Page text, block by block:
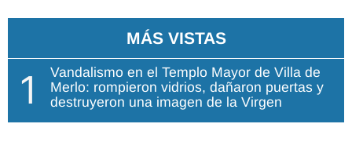
MÁS VISTAS
1
Vandalismo en el Templo Mayor de Villa de
Merlo: rompieron vidrios, dañaron puertas y
destruyeron una imagen de la Virgen